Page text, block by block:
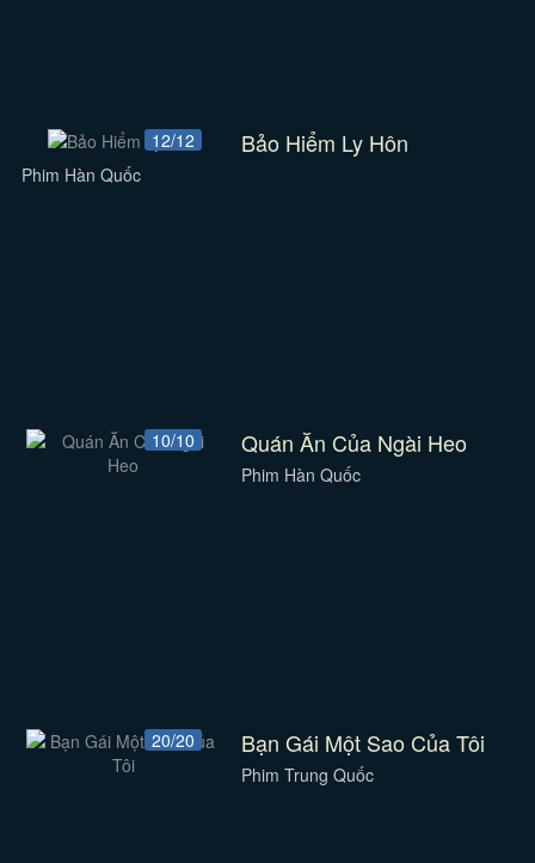
12/12 Bảo Hiểm Ly Hôn
Phim Hàn Quốc
10/10 Quán Ăn Của Ngài Heo
Phim Hàn Quốc
20/20 Bạn Gái Một Sao Của Tôi
Phim Trung Quốc